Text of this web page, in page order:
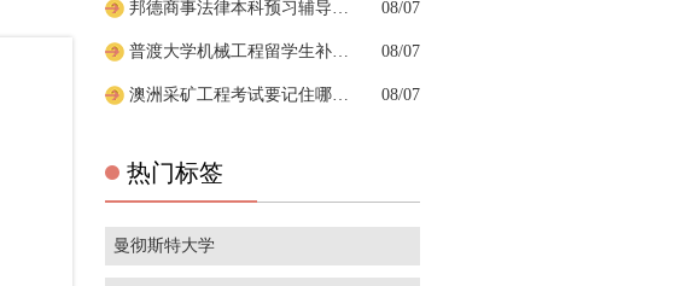
08/07
08/07
08/07
热门标签
曼彻斯特大学